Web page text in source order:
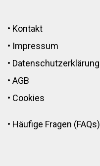
• Kontakt
• Impressum
• Datenschutzerklärung
• AGB
• Cookies
• Häufige Fragen (FAQs)